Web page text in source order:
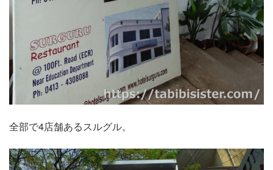
全部で4店舗あるスルグル。